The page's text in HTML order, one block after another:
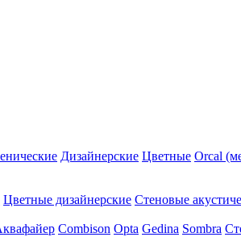
Дизайнерские Цветные Orcal
Цветные дизайнерские Стеновые
Combison Opta Gedina Sombra